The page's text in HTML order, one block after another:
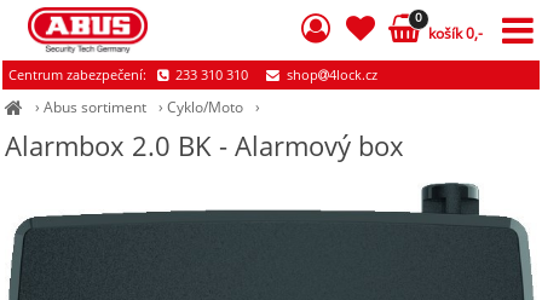
›Abus sortiment ›Cyklo/Moto ›
Alarmbox 2.0 BK - Alarmový box
0
košík 0,-
Centrum zabezpečení: 233 310 310 shop 4lock.cz